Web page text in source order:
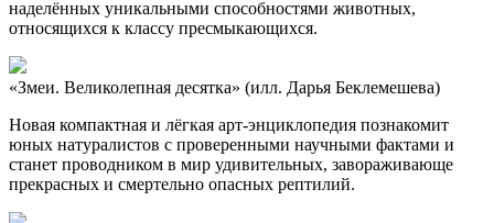
наделённых уникальными способностями животных,
относящихся к классу пресмыкающихся.
«Змеи. Великолепная десятка» (илл. Дарья Беклемешева)
Новая компактная и лёгкая арт-энциклопедия познакомит
юных натуралистов с проверенными научными фактами и
станет проводником в мир удивительных, завораживающе
прекрасных и смертельно опасных рептилий.